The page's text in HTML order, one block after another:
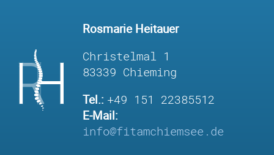
Rosmarie Heitauer
Christelmal 1
83339 Chieming
Tel.: +49 151 22385512
E-Mail: